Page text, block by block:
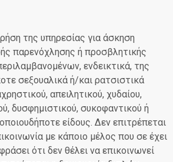
της υπηρεσίας για άσκηση
παρενόχλησης ή προσβλητικής
ενδεικτικά, της
σεξουαλικά ή/και ρατσιστικά
απειλητικού, χυδαίου,
δυσφημιστικού, συκοφαντικού ή
είδους. Δεν επιτρέπεται
με κάποιο μέλος που σε έχει
ότι δεν θέλει να επικοινωνεί